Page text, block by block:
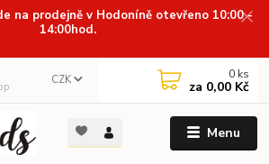
na prodejně v Hodoníně otevřeno 10:00 -
14:00hod.
Menu
CZK 0 ks
za 0,00 Kč